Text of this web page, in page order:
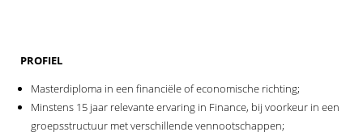
PROFIEL
Masterdiploma in een financiële of economische richting;
Minstens 15 jaar relevante ervaring in Finance, bij voorkeur in een
groepsstructuur met verschillende vennootschappen;